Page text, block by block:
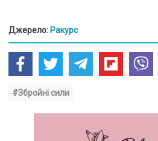
Джерело: Ракурс
#Збройні сили